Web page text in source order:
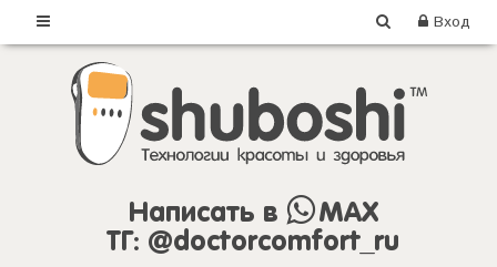
Вход
Написать в
MAX
ТГ: @doctorcomfort_ru